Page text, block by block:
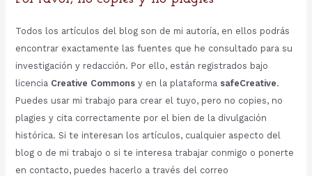
Todos los artículos del blog son de mi autoría, en ellos podrás
encontrar exactamente las fuentes que he consultado para su
investigación y redacción. Por ello, están registrados bajo
licencia Creative Commonsy en la plataforma safeCreative.
Puedes usar mi trabajo para crear el tuyo, pero no copies, no
plagies y cita correctamente por el bien de la divulgación
histórica. Si te interesan los artículos, cualquier aspecto del
blog o de mi trabajo o si te interesa trabajar conmigo o ponerte
en contacto, puedes hacerlo a través del correo